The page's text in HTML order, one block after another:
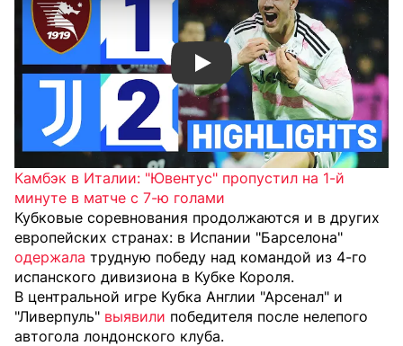
Смотреть видео YouTube
Камбэк в Италии: "Ювентус" пропустил на 1-й
минуте в матче с 7-ю голами
Кубковые соревнования продолжаются и в других
европейских странах: в Испании "Барселона"
одержала трудную победу над командой из 4-го
испанского дивизиона в Кубке Короля.
В центральной игре Кубка Англии "Арсенал" и
"Ливерпуль" выявили победителя после нелепого
автогола лондонского клуба.